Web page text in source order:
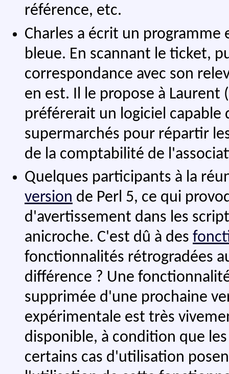
référence, etc.
Charles a écrit un
bleue. En scannant le ticket,
correspondance avec son
en est. Il le propose à Laurent
préférerait un logiciel capable
supermarchés pour répartir
de la comptabilité de
Quelques participants à la
version de Perl 5, ce qui
d'avertissement dans les
anicroche. C'est dû à des
fonctionnalités rétrogradées
différence ? Une
supprimée d'une prochaine
expérimentale est très
disponible, à condition que
certains cas d'utilisation